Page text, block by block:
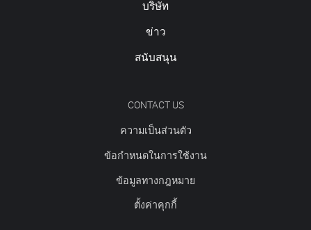
บริษัท
ข่าว
สนับสนุน
CONTACT US
ความเป็นส่วนตัว
ข้อกำหนดในการใช้งาน
ข้อมูลทางกฎหมาย
ตั้งค่าคุกกี้